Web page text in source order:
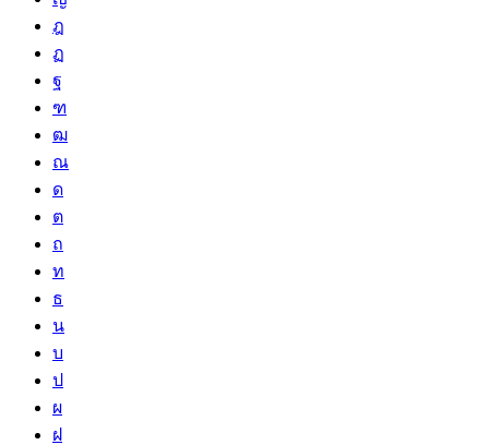
ฎ
ฏ
ฐ
ฑ
ฒ
ณ
ด
ต
ถ
ท
ธ
น
บ
ป
ผ
ฝ